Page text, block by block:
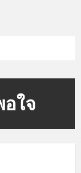
ใจ